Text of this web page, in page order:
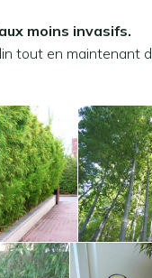
moins invasifs.
tout en maintenant